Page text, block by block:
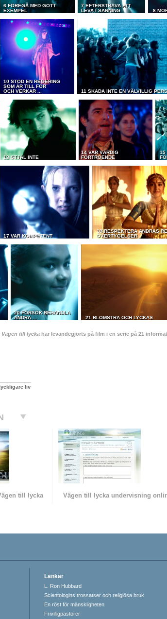
6 FÖREGÅ MED GOTT
EXEMPEL
7 EFTERSTRÄVA ATT
LEVA I SANNING
8
10 STÖD EN REGERING
SOM ÄR TILL FÖR
OCH VERKAR ...
11 SKADA INTE EN VÄLVILLIG
13 STJÄL INTE
14 VAR VÄRDIG
FÖRTROENDE
15
17 VAR KOMPETENT
18 RESPEKTERA ANDRAS
ÖVERTYGELSER
20 FÖRSÖK BEHANDLA
ANDRA ...
21 BLOMSTRA OCH LYCKAS
Vägen till lycka har levandegjorts på film i en serie på 21
liv
till lycka Vägen till lycka undervisning
Länkar
L. Ron Hubbard
Scientologins trossatser och religiösa bruk
En röst för mänskligheten
Frivilligpastorer